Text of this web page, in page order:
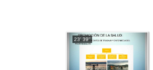
23' 39''